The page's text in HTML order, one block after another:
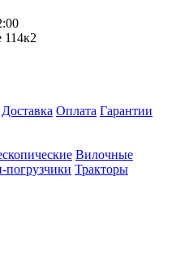
114к2
Доставка Оплата Гарантии
Вилочные
Тракторы